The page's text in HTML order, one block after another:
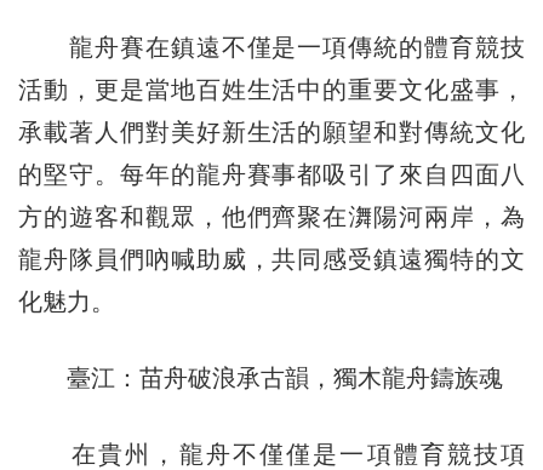
龍舟賽在鎮遠不僅是一項傳統的體育競技
活動，更是當地百姓生活中的重要文化盛事，
承載著人們對美好新生活的願望和對傳統文化
的堅守。每年的龍舟賽事都吸引了來自四面八
方的遊客和觀眾，他們齊聚在㵲陽河兩岸，為
龍舟隊員們吶喊助威，共同感受鎮遠獨特的文
化魅力。
臺江：苗舟破浪承古韻，獨木龍舟鑄族魂
在貴州，龍舟不僅僅是一項體育競技項